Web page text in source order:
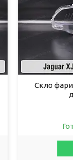
Скло фари